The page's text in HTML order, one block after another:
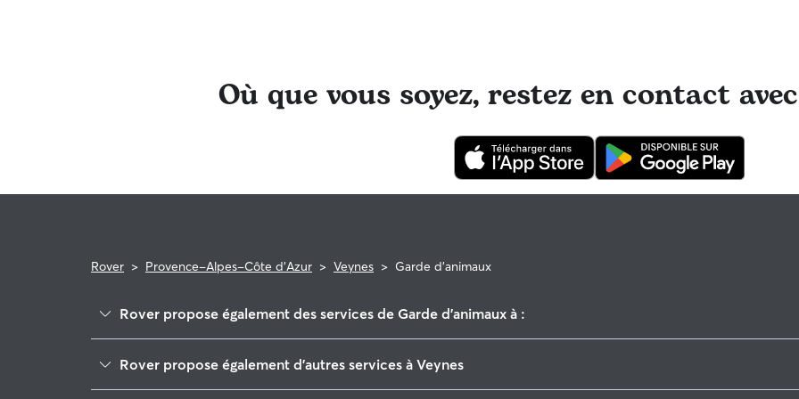
Où que vous soyez, restez en contact
Rover > Provence-Alpes-Côte d'Azur > Veynes > Garde d'animaux
Rover propose également des services de Garde d'animaux à :
Rover propose également d'autres services à Veynes